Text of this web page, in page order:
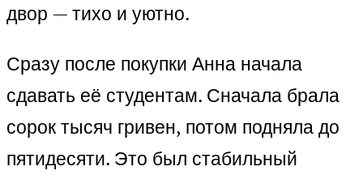
двор — тихо и уютно.
Сразу после покупки Анна начала
сдавать её студентам. Сначала брала
сорок тысяч гривен, потом подняла до
пятидесяти. Это был стабильный